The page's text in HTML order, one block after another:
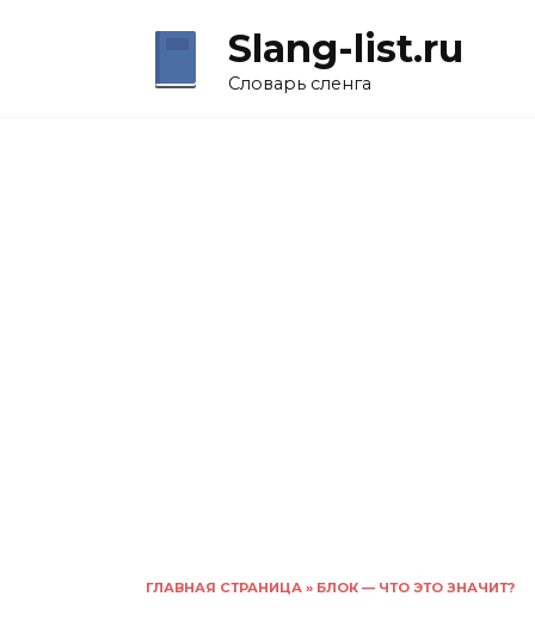
Slang-list.ru
Словарь сленга
ГЛАВНАЯ СТРАНИЦА » БЛОК — ЧТО ЭТО ЗНАЧИТ?